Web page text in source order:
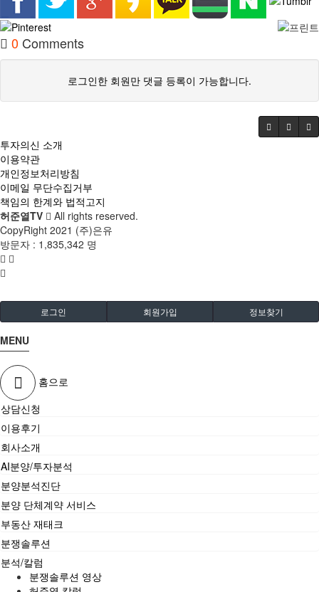
0 Comments
로그인한 회원만 댓글 등록이 가능합니다.
투자의신 소개
이용약관
개인정보처리방침
이메일 무단수집거부
책임의 한계와 법적고지
허준열TV
All rights reserved.
CopyRight 2021 (주)은유
방문자 : 1,835,342 명
로그인 회원가입 정보찾기
MENU
홈으로
상담신청
이용후기
회사소개
AI분양/투자분석
분양분석진단
분양 단체계약 서비스
부동산 재태크
분쟁솔루션
분석/칼럼
분쟁솔루션 영상